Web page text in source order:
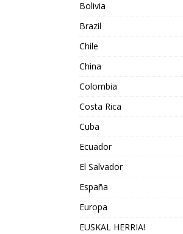
Bolivia
Brazil
Chile
China
Colombia
Costa Rica
Cuba
Ecuador
El Salvador
España
Europa
EUSKAL HERRIA!